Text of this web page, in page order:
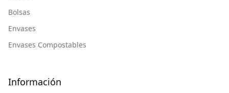
Bolsas
Envases
Envases Compostables
Información